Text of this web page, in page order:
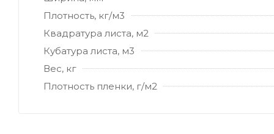
Плотность, кг/м3
Квадратура листа, м2
Кубатура листа, м3
Вес, кг
Плотность пленки, г/м2